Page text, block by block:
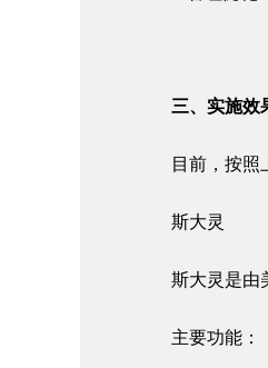
三、实施效
目前，按照
斯大灵
斯大灵是由
主要功能：